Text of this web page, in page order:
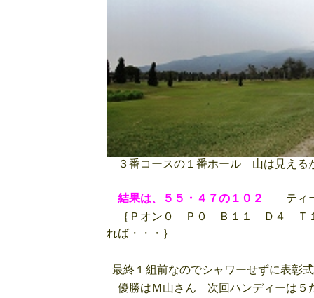
３番コースの１番ホール 山は見える
結果は、５５・４７の１０２
ティ
｛Ｐオン０ Ｐ０ Ｂ１１ Ｄ４ Ｔ
れば・・・｝
最終１組前なのでシャワーせずに表彰
優勝はＭ山さん 次回ハンディーは